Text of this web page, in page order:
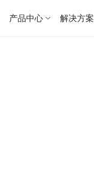
产品中心 解决方案